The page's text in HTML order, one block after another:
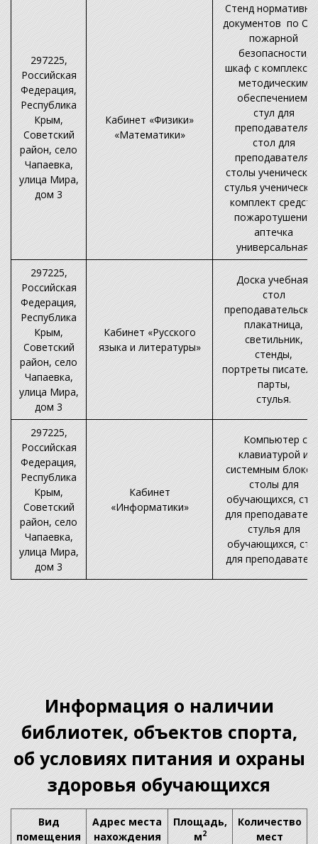
297225,
Российская
Федерация,
Республика
Крым,
Советский
район, село
Чапаевка,
улица Мира,
дом 3
Кабинет «Физики»
«Математики»
Стенд
документов по ОТ
пожарной
безопасности,
шкаф с
методическим
обеспечением,
cтул для
преподавателя,
стол для
преподавателя,
столы
стулья
комплект средств
пожаротушения
аптечка
универсальная.
297225,
Российская
Федерация,
Республика
Крым,
Советский
район, село
Чапаевка,
улица Мира,
дом 3
Кабинет «Русского
языка и литературы»
Доска учебная,
стол
плакатница,
светильник,
стенды,
портреты
парты,
стулья.
297225,
Российская
Федерация,
Республика
Крым,
Советский
район, село
Чапаевка,
улица Мира,
дом 3
Кабинет
«Информатики»
Компьютер с
клавиатурой и
системным
столы для
обучающихся,
для
стулья для
обучающихся,
для
Информация о наличии
библиотек, объектов спорта,
об условиях питания и охраны
здоровья обучающихся
Вид
помещения
Адрес места
нахождения
Площадь,
м2
Количество
мест